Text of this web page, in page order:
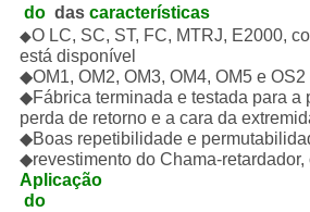
do das características
◆O LC, SC, ST, FC, MTRJ, E2000,
está disponível
◆OM1, OM2, OM3, OM4, OM5 e
◆Fábrica terminada e testada para a
perda de retorno e a cara da
◆Boas repetibilidade e
◆revestimento do Chama-retardador,
Aplicação
do